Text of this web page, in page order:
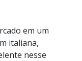
em um
italiana,
nesse